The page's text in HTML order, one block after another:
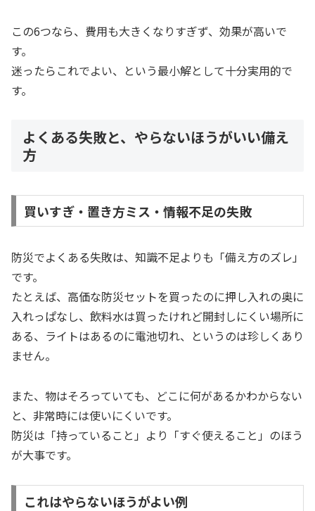
この6つなら、費用も大きくなりすぎず、効果が高いで
す。
迷ったらこれでよい、という最小解として十分実用的で
す。
よくある失敗と、やらないほうがいい備え
方
買いすぎ・置き方ミス・情報不足の失敗
防災でよくある失敗は、知識不足よりも「備え方のズレ」
です。
たとえば、高価な防災セットを買ったのに押し入れの奥に
入れっぱなし、飲料水は買ったけれど開封しにくい場所に
ある、ライトはあるのに電池切れ、というのは珍しくあり
ません。
また、物はそろっていても、どこに何があるかわからない
と、非常時には使いにくいです。
防災は「持っていること」より「すぐ使えること」のほう
が大事です。
これはやらないほうがよい例